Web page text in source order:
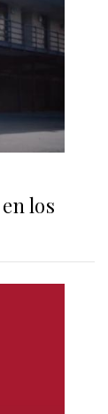
los